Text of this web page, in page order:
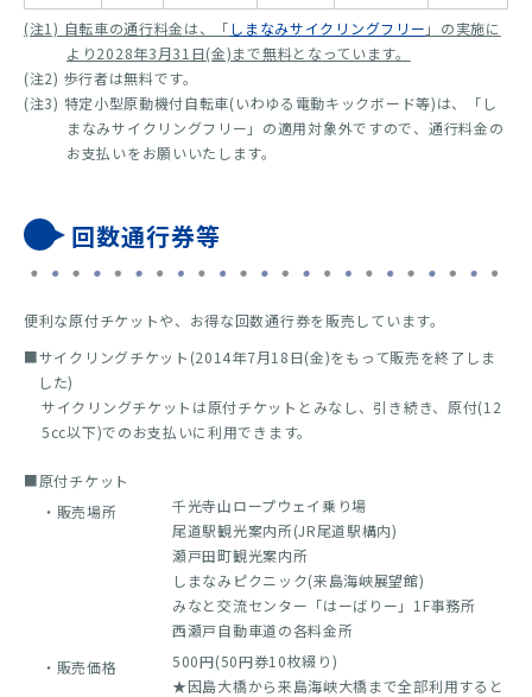
(注1) 自転車の通行料金は、「 しまなみサイクリングフリー 」の実施に
より2028年3月31日(金)まで無料となっています。
(注2) 歩行者は無料です。
(注3) 特定小型原動機付自転車(いわゆる電動キックボード等)は、「し
まなみサイクリングフリー」の適用対象外ですので、通行料金の
お支払いをお願いいたします。
回数通行券等
便利な原付チケットや、お得な回数通行券を販売しています。
■サイクリングチケット(2014年7月18日(金)をもって販売を終了しま
した)
サイクリングチケットは原付チケットとみなし、引き続き、原付(12
5cc以下)でのお支払いに利用できます。
■原付チケット
・販売場所
千光寺山ロープウェイ乗り場
尾道駅観光案内所(JR尾道駅構内)
瀬戸田町観光案内所
しまなみピクニック(来島海峡展望館)
みなと交流センター「はーばりー」1F事務所
西瀬戸自動車道の各料金所
・販売価格
500円(50円券10枚綴り)
★因島大橋から来島海峡大橋まで全部利用すると